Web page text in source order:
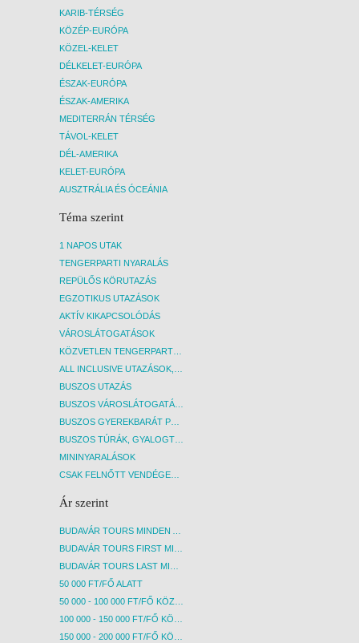
KARIB-TÉRSÉG
KÖZÉP-EURÓPA
KÖZEL-KELET
DÉLKELET-EURÓPA
ÉSZAK-EURÓPA
ÉSZAK-AMERIKA
MEDITERRÁN TÉRSÉG
TÁVOL-KELET
DÉL-AMERIKA
KELET-EURÓPA
AUSZTRÁLIA ÉS ÓCEÁNIA
Téma szerint
1 NAPOS UTAK
TENGERPARTI NYARALÁS
REPÜLŐS KÖRUTAZÁS
EGZOTIKUS UTAZÁSOK
AKTÍV KIKAPCSOLÓDÁS
VÁROSLÁTOGATÁSOK
KÖZVETLEN TENGERPARTI SZÁLLÁSOK
ALL INCLUSIVE UTAZÁSOK, NYARALÁSOK
BUSZOS UTAZÁS
BUSZOS VÁROSLÁTOGATÁSOK
BUSZOS GYEREKBARÁT PROGRAMOK
BUSZOS TÚRÁK, GYALOGTÚRÁK
MININYARALÁSOK
CSAK FELNŐTT VENDÉGEKET FOGADÓ SZÁLLÁSOK
Ár szerint
BUDAVÁR TOURS MINDEN AKCIÓS ÚT
BUDAVÁR TOURS FIRST MINUTE AKCIÓS UTAK
BUDAVÁR TOURS LAST MINUTE AKCIÓS UTAK
50 000 FT/FŐ ALATT
50 000 - 100 000 FT/FŐ KÖZÖTT
100 000 - 150 000 FT/FŐ KÖZÖTT
150 000 - 200 000 FT/FŐ KÖZÖTT